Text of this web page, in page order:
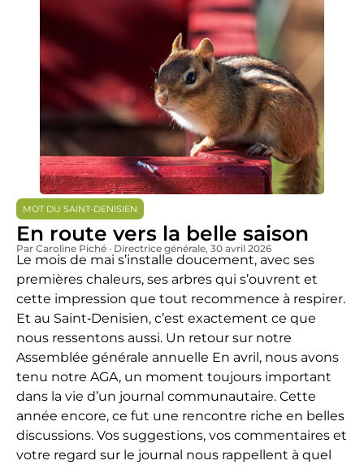
MOT DU SAINT-DENISIEN
En route vers la belle saison
Par Caroline Piché · Directrice générale, 30 avril 2026
Le mois de mai s’installe doucement, avec ses
premières chaleurs, ses arbres qui s’ouvrent et
cette impression que tout recommence à respirer.
Et au Saint‑Denisien, c’est exactement ce que
nous ressentons aussi. Un retour sur notre
Assemblée générale annuelle En avril, nous avons
tenu notre AGA, un moment toujours important
dans la vie d’un journal communautaire. Cette
année encore, ce fut une rencontre riche en belles
discussions. Vos suggestions, vos commentaires et
votre regard sur le journal nous rappellent à quel